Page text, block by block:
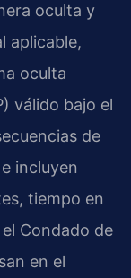
oculta y
aplicable,
oculta
válido bajo el
de
incluyen
tiempo en
Condado de
en el